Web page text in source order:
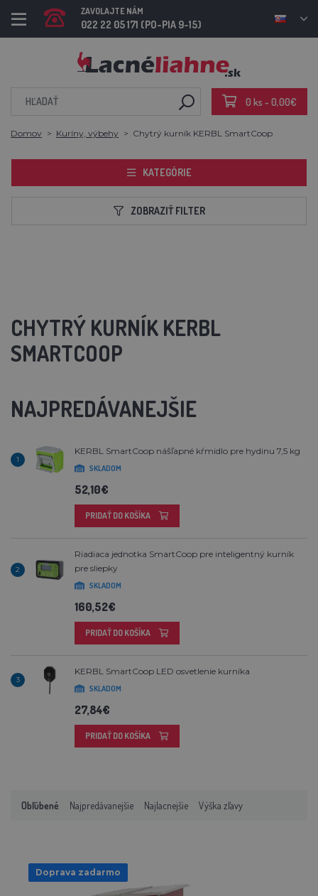
ZAVOLAJTE NÁM
022 22 05 171 (PO-PIA 9-15)
0 ks - 0,00€
Domov Kuríny, výbehy Chytrý kurník KERBL SmartCoop
KATEGÓRIE
ZOBRAZIŤ FILTER
CHYTRÝ KURNÍK KERBL
SMARTCOOP
NAJPREDÁVANEJŠIE
1
KERBL SmartCoop nášľapné kŕmidlo pre hydinu 7,5 kg
SKLADOM
52,10€
PRIDAŤ DO KOŠÍKA
2
Riadiaca jednotka SmartCoop pre inteligentný kurník
pre sliepky
SKLADOM
160,52€
PRIDAŤ DO KOŠÍKA
3
KERBL SmartCoop LED osvetlenie kurníka
SKLADOM
27,84€
PRIDAŤ DO KOŠÍKA
Obľúbené Najpredávanejšie Najlacnejšie Výška zľavy
Doprava zadarmo